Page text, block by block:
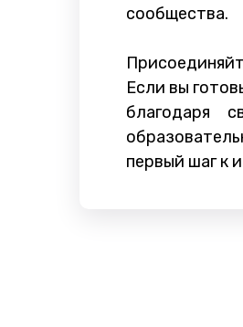
сообщества.
Если вы
благодаря
первый шаг к